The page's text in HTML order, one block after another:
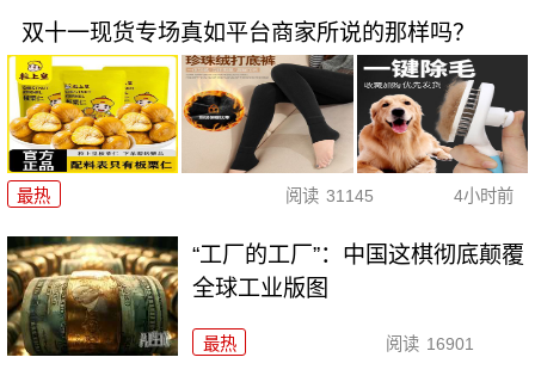
双十一现货专场真如平台商家所说的那样吗？
最热 阅读 31145 4小时前
“工厂的工厂”：中国这棋彻底颠覆
全球工业版图
最热 阅读 16901